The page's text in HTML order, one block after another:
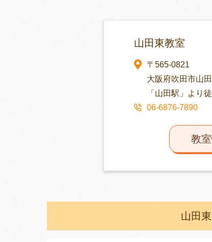
山田東教室
〒565-0821
大阪府吹田市山
「山田駅」より
06-6876-7890
教
山田